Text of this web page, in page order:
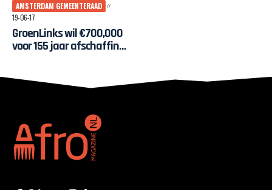
AMSTERDAM GEMEENTERAAD
19-06-17
GroenLinks wil €700,000
voor 155 jaar afschaffing